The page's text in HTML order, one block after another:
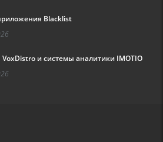
Blacklist
и системы аналитики IMOTIO